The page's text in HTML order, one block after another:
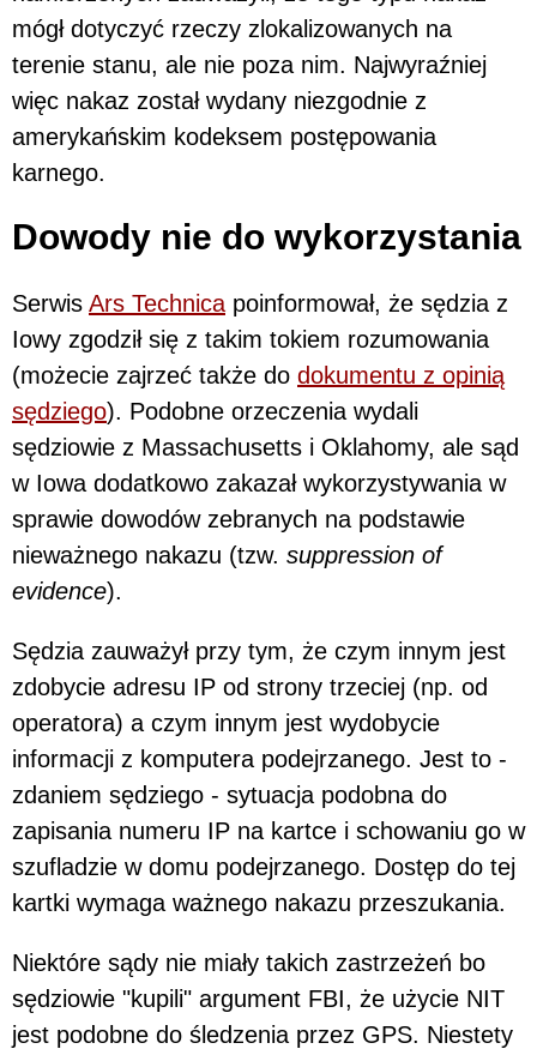
mógł dotyczyć rzeczy zlokalizowanych na
terenie stanu, ale nie poza nim. Najwyraźniej
więc nakaz został wydany niezgodnie z
amerykańskim kodeksem postępowania
karnego.
Dowody nie do wykorzystania
Serwis Ars Technica poinformował, że sędzia z
Iowy zgodził się z takim tokiem rozumowania
(możecie zajrzeć także do dokumentu z opinią
sędziego). Podobne orzeczenia wydali
sędziowie z Massachusetts i Oklahomy, ale sąd
w Iowa dodatkowo zakazał wykorzystywania w
sprawie dowodów zebranych na podstawie
nieważnego nakazu (tzw. suppression of
evidence).
Sędzia zauważył przy tym, że czym innym jest
zdobycie adresu IP od strony trzeciej (np. od
operatora) a czym innym jest wydobycie
informacji z komputera podejrzanego. Jest to -
zdaniem sędziego - sytuacja podobna do
zapisania numeru IP na kartce i schowaniu go w
szufladzie w domu podejrzanego. Dostęp do tej
kartki wymaga ważnego nakazu przeszukania.
Niektóre sądy nie miały takich zastrzeżeń bo
sędziowie "kupili" argument FBI, że użycie NIT
jest podobne do śledzenia przez GPS. Niestety